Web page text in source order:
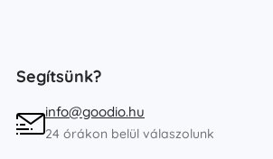
Segítsünk?
info@goodio.hu
24 órákon belül válaszolunk